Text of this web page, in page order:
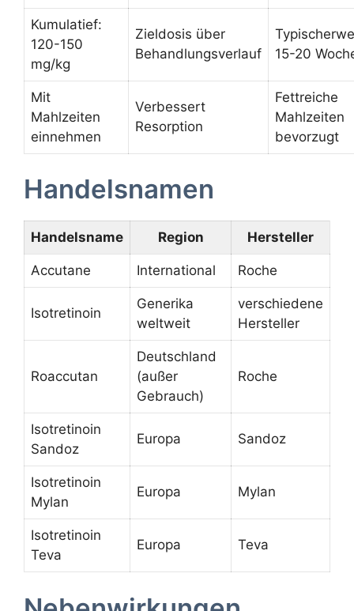
Kumulatief:
120-150
mg/kg
Zieldosis über
Behandlungsverlauf
15-20
Mit
Mahlzeiten
einnehmen
Verbessert
Resorption
Fettreiche
Mahlzeiten
bevorzugt
Handelsnamen
Handelsname Region Hersteller
Accutane International Roche
Isotretinoin
Generika
weltweit
verschiedene
Hersteller
Roaccutan
Deutschland
(außer
Gebrauch)
Roche
Isotretinoin
Sandoz
Europa Sandoz
Isotretinoin
Mylan
Europa Mylan
Isotretinoin
Teva
Europa Teva